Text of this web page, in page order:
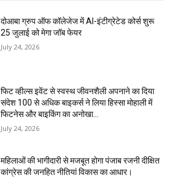
दोआबा ग्रुप ऑफ कॉलेजेज में AI-इंटीग्रेटेड कोर्स शुरू
25 जुलाई को मेगा जॉब फेयर
July 24, 2026
फिट व्हील्स इवेंट से स्वस्थ जीवनशैली अपनाने का दिया
संदेश 100 से अधिक बाइकर्स ने लिया हिस्सा मोहाली में
फिटनेस और बाइकिंग का अनोखा...
July 24, 2026
महिलाओं की भागीदारी से मजबूत होगा पंजाब रजनी दीक्षित
कांग्रेस की जनहित नीतियां विकास का आधार।